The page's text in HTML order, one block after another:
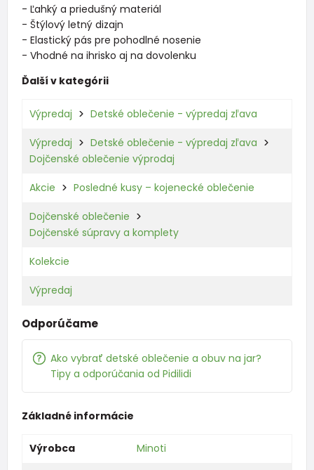
- Ľahký a priedušný materiál
- Štýlový letný dizajn
- Elastický pás pre pohodlné nosenie
- Vhodné na ihrisko aj na dovolenku
Ďalší v kategórii
Výpredaj Detské oblečenie - výpredaj zľava
Výpredaj
Detské oblečenie - výpredaj zľava
Dojčenské oblečenie výprodaj
Akcie Posledné kusy – kojenecké oblečenie
Dojčenské oblečenie
Dojčenské súpravy a komplety
Kolekcie
Výpredaj
Odporúčame
Ako vybrať detské oblečenie a obuv na jar?
Tipy a odporúčania od Pidilidi
Základné informácie
Výrobca
Minoti